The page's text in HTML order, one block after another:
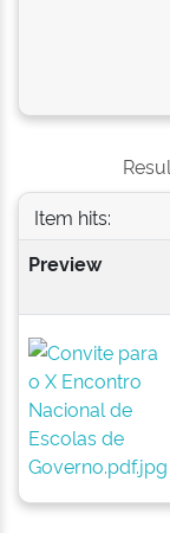
Item hits:
Preview